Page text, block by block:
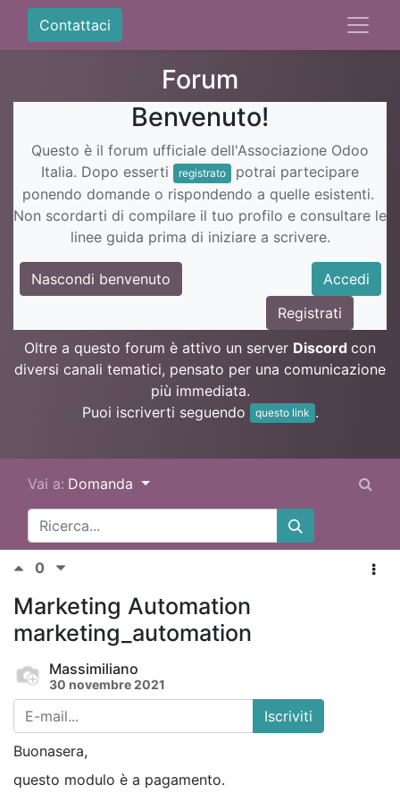
Contattaci
Forum
Benvenuto!
Questo è il forum ufficiale dell'Associazione Odoo
Italia. Dopo esserti
registrato
potrai partecipare
ponendo domande o rispondendo a quelle esistenti.
Non scordarti di compilare il tuo profilo e consultare le
linee guida prima di iniziare a scrivere.
Nascondi benvenuto
Accedi
Registrati
Oltre a questo forum è attivo un server Discord con
diversi canali tematici, pensato per una comunicazione
più immediata.
Puoi iscriverti seguendo
questo link .
Vai a: Domanda
0
Marketing Automation
marketing_automation
Massimiliano
30 novembre 2021
Iscriviti
Buonasera,
questo modulo è a pagamento.